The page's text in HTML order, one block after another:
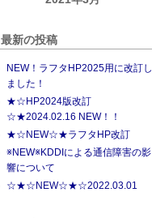
最新の投稿
NEW！ラフタHP2025用に改訂し
ました！
★☆HP2024版改訂
☆★2024.02.16 NEW！！
★☆NEW☆★ラフタHP改訂
※NEW※KDDIによる通信障害の影
響について
☆★☆NEW☆★☆2022.03.01